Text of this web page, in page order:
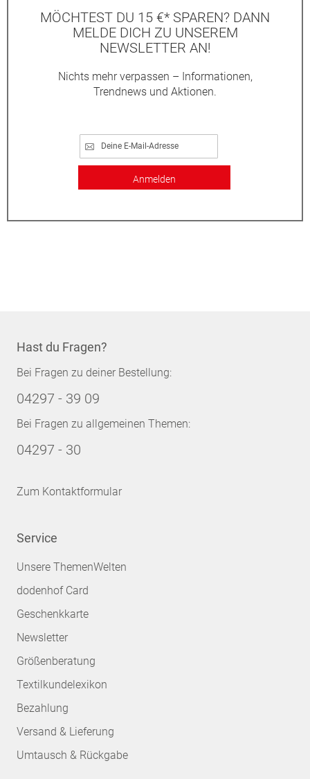
MÖCHTEST DU 15 €* SPAREN? DANN
MELDE DICH ZU UNSEREM
NEWSLETTER AN!
Nichts mehr verpassen – Informationen,
Trendnews und Aktionen.
Anmelden
Hast du Fragen?
Bei Fragen zu deiner Bestellung:
04297 - 39 09
Bei Fragen zu allgemeinen Themen:
04297 - 30
Zum Kontaktformular
Service
Unsere ThemenWelten
dodenhof Card
Geschenkkarte
Newsletter
Größenberatung
Textilkundelexikon
Bezahlung
Versand & Lieferung
Umtausch & Rückgabe